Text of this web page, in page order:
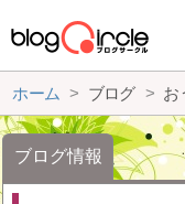
ホーム ブログ お
ブログ情報